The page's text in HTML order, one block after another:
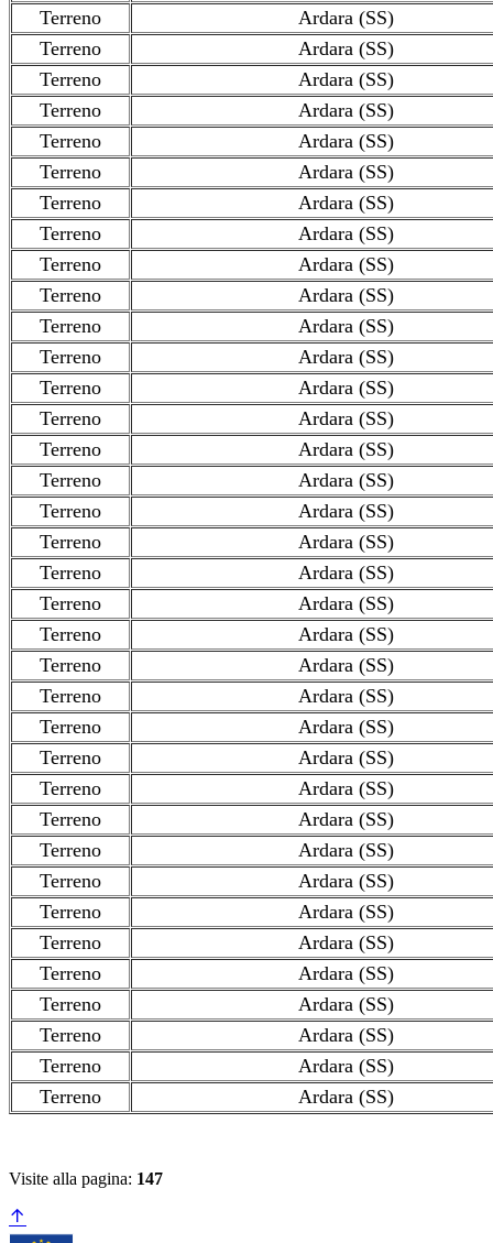
Terreno
Ardara (SS)
Terreno
Ardara (SS)
Terreno
Ardara (SS)
Terreno
Ardara (SS)
Terreno
Ardara (SS)
Terreno
Ardara (SS)
Terreno
Ardara (SS)
Terreno
Ardara (SS)
Terreno
Ardara (SS)
Terreno
Ardara (SS)
Terreno
Ardara (SS)
Terreno
Ardara (SS)
Terreno
Ardara (SS)
Terreno
Ardara (SS)
Terreno
Ardara (SS)
Terreno
Ardara (SS)
Terreno
Ardara (SS)
Terreno
Ardara (SS)
Terreno
Ardara (SS)
Terreno
Ardara (SS)
Terreno
Ardara (SS)
Terreno
Ardara (SS)
Terreno
Ardara (SS)
Terreno
Ardara (SS)
Terreno
Ardara (SS)
Terreno
Ardara (SS)
Terreno
Ardara (SS)
Terreno
Ardara (SS)
Terreno
Ardara (SS)
Terreno
Ardara (SS)
Terreno
Ardara (SS)
Terreno
Ardara (SS)
Terreno
Ardara (SS)
Terreno
Ardara (SS)
Terreno
Ardara (SS)
Terreno
Ardara (SS)
Visite alla pagina: 147